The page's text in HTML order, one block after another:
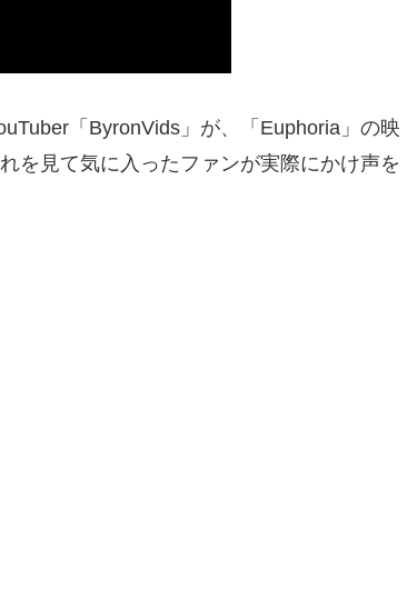
「ByronVids」が、「Euphoria」の映
を見て気に入ったファンが実際にかけ声を